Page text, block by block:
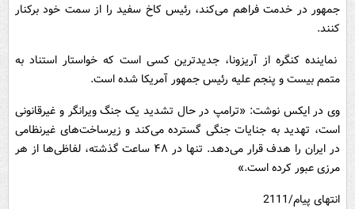
جمهور در خدمت فراهم می‌کند، رئیس کاخ سفید را از سمت خود برکنار
کنند.
نماینده کنگره از آریزونا، جدیدترین کسی است که خواستار استناد به
متمم بیست و پنجم علیه رئیس جمهور آمریکا شده است.
وی در ایکس نوشت: «ترامپ در حال تشدید یک جنگ ویرانگر و غیرقانونی
است، تهدید به جنایات جنگی گسترده می‌کند و زیرساخت‌های غیرنظامی
در ایران را هدف قرار می‌دهد. تنها در ۴۸ ساعت گذشته، لفاظی‌ها از هر
مرزی عبور کرده است.»
انتهای پیام/2111